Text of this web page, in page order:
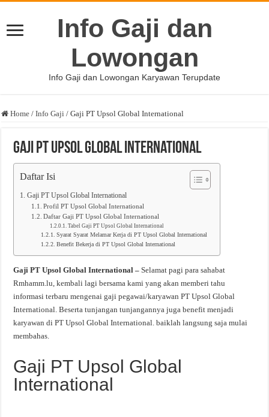
Info Gaji dan
Lowongan
Info Gaji dan Lowongan Karyawan Terupdate
Home / Info Gaji / Gaji PT Upsol Global International
Gaji PT Upsol Global International
Daftar Isi
Gaji PT Upsol Global International
Profil PT Upsol Global International
Daftar Gaji PT Upsol Global International
Tabel Gaji PT Upsol Global International
Syarat Syarat Melamar Kerja di PT Upsol Global International
Benefit Bekerja di PT Upsol Global International
Gaji PT Upsol Global International –Selamat pagi para sahabat
Rmhamm.lu, kembali lagi bersama kami yang akan memberi tahu
informasi terbaru mengenai gaji pegawai/karyawan PT Upsol Global
International. Beserta tunjangan tunjangannya juga benefit menjadi
karyawan di PT Upsol Global International. baiklah langsung saja mulai
membahas.
Gaji PT Upsol Global
International